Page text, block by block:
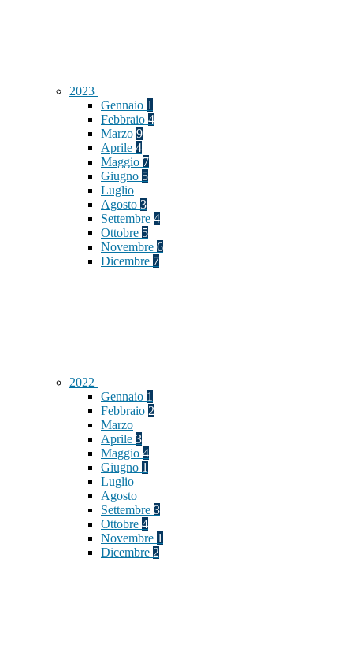
2023
Gennaio 1
Febbraio 4
Marzo 9
Aprile 4
Maggio 7
Giugno 5
Luglio
Agosto 3
Settembre 4
Ottobre 5
Novembre 6
Dicembre 7
2022
Gennaio 1
Febbraio 2
Marzo
Aprile 3
Maggio 4
Giugno 1
Luglio
Agosto
Settembre 3
Ottobre 4
Novembre 1
Dicembre 2